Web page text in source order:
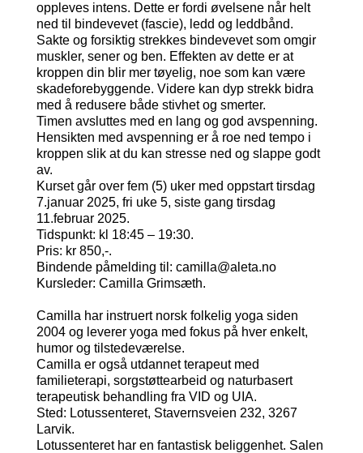
oppleves intens. Dette er fordi øvelsene når helt
ned til bindevevet (fascie), ledd og leddbånd.
Sakte og forsiktig strekkes bindevevet som omgir
muskler, sener og ben. Effekten av dette er at
kroppen din blir mer tøyelig, noe som kan være
skadeforebyggende. Videre kan dyp strekk bidra
med å redusere både stivhet og smerter.
Timen avsluttes med en lang og god avspenning.
Hensikten med avspenning er å roe ned tempo i
kroppen slik at du kan stresse ned og slappe godt
av.
Kurset går over fem (5) uker med oppstart tirsdag
7.januar 2025, fri uke 5, siste gang tirsdag
11.februar 2025.
Tidspunkt: kl 18:45 – 19:30.
Pris: kr 850,-.
Bindende påmelding til: camilla@aleta.no
Kursleder: Camilla Grimsæth.
Camilla har instruert norsk folkelig yoga siden
2004 og leverer yoga med fokus på hver enkelt,
humor og tilstedeværelse.
Camilla er også utdannet terapeut med
familieterapi, sorgstøttearbeid og naturbasert
terapeutisk behandling fra VID og UIA.
Sted: Lotussenteret, Stavernsveien 232, 3267
Larvik.
Lotussenteret har en fantastisk beliggenhet. Salen